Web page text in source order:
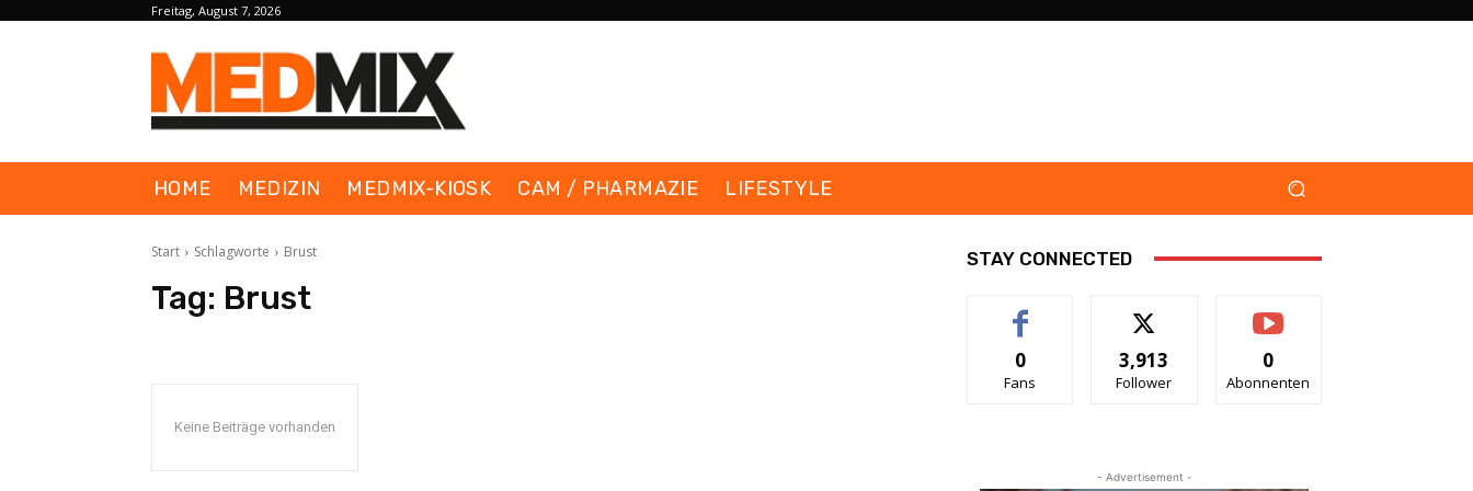
Freitag, August 7, 2026
HOME MEDIZIN MEDMIX-KIOSK CAM / PHARMAZIE LIFESTYLE
Start Schlagworte Brust
Tag: Brust
Keine Beiträge vorhanden
STAY CONNECTED
0
Fans
3,913
Follower
0
Abonnenten
- Advertisement -